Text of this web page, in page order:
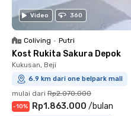
Video 360
Coliving • Putri
Kost Rukita Sakura Depok
Kukusan, Beji
6.9 km dari one belpark mall
mulai dari Rp2.070.000
-10% Rp1.863.000 /bulan